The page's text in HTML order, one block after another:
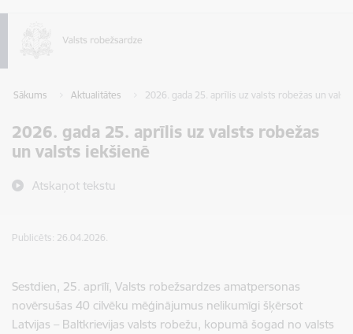
Sākums Aktualitātes 2026. gada 25. aprīlis uz valsts robežas un
2026. gada 25. aprīlis uz valsts robežas
un valsts iekšienē
Atskaņot tekstu
Publicēts: 26.04.2026.
Sestdien, 25. aprīlī, Valsts robežsardzes amatpersonas
novērsušas 40 cilvēku mēģinājumus nelikumīgi šķērsot
Latvijas – Baltkrievijas valsts robežu, kopumā šogad no valsts